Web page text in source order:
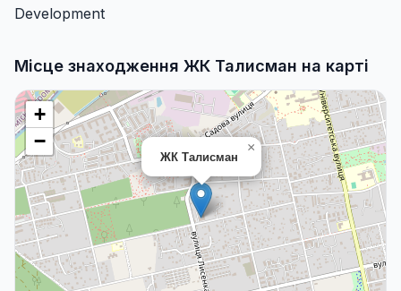
Development
Місце знаходження ЖК Талисман на карті
ЖК Талисман
×
+
−